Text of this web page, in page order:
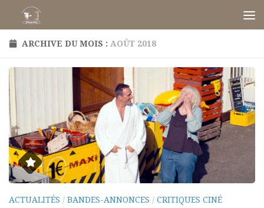
Skip to content
ARCHIVE DU MOIS : AOÛT 2018
ACTUALITÉS / BANDES-ANNONCES / CRITIQUES CINÉ